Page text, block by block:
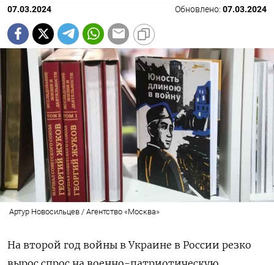
07.03.2024 Обновлено: 07.03.2024
Артур Новосильцев / Агентство «Москва»
На второй год войны в Украине в России резко